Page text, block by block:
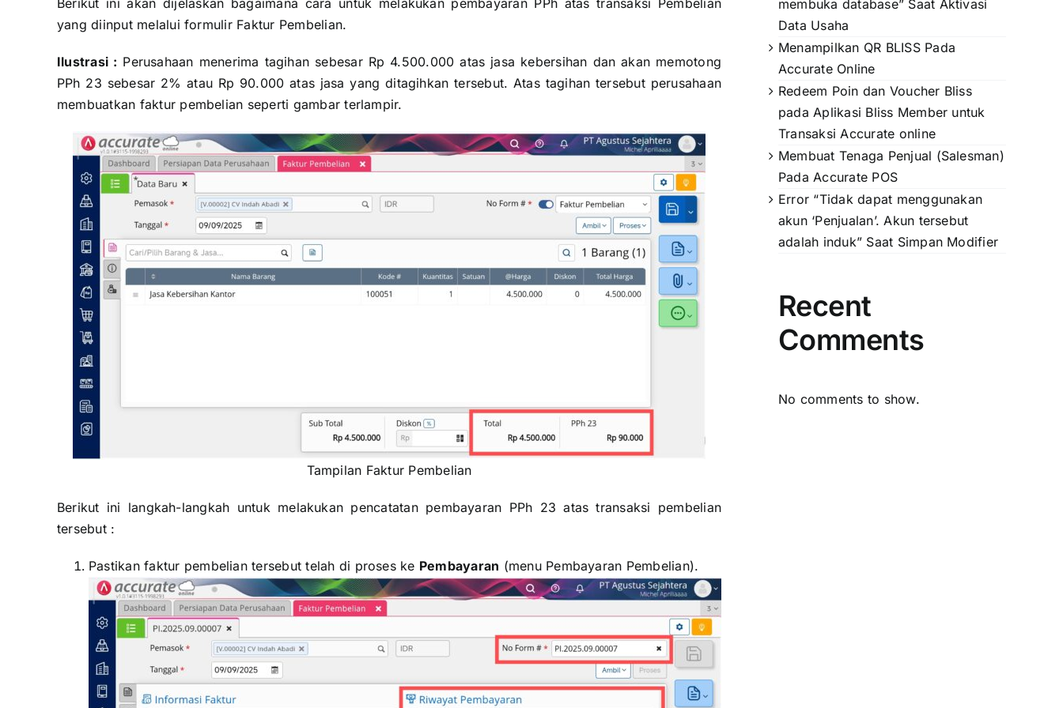
Berikut ini akan dijelaskan bagaimana cara untuk melakukan pembayaran PPh atas transaksi Pembelian
yang diinput melalui formulir Faktur Pembelian.
Ilustrasi : Perusahaan menerima tagihan sebesar Rp 4.500.000 atas jasa kebersihan dan akan memotong
PPh 23 sebesar 2% atau Rp 90.000 atas jasa yang ditagihkan tersebut. Atas tagihan tersebut perusahaan
membuatkan faktur pembelian seperti gambar terlampir.
Tampilan Faktur Pembelian
Berikut ini langkah-langkah untuk melakukan pencatatan pembayaran PPh 23 atas transaksi pembelian
tersebut :
Pastikan faktur pembelian tersebut telah di proses ke Pembayaran (menu Pembayaran Pembelian).
membuka database” Saat Aktivasi
Data Usaha
Menampilkan QR BLISS Pada
Accurate Online
Redeem Poin dan Voucher Bliss
pada Aplikasi Bliss Member untuk
Transaksi Accurate online
Membuat Tenaga Penjual (Salesman)
Pada Accurate POS
Error “Tidak dapat menggunakan
akun ‘Penjualan’. Akun tersebut
adalah induk” Saat Simpan Modifier
Recent
Comments
No comments to show.